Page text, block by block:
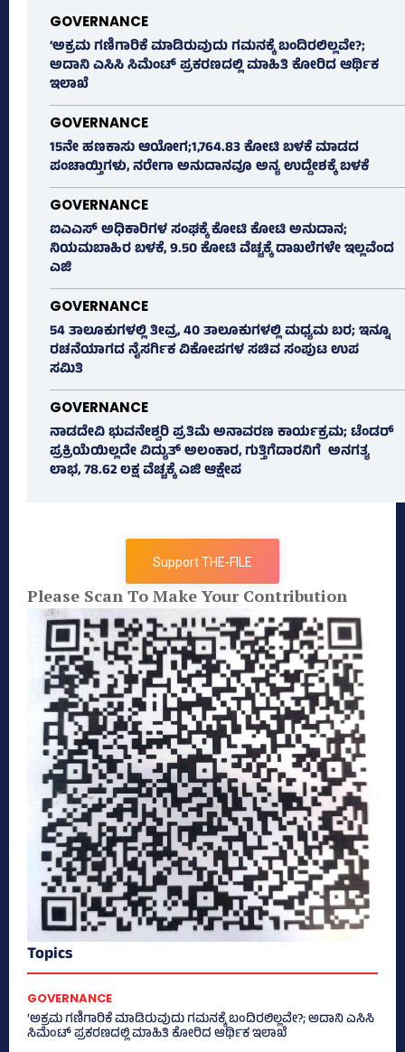
GOVERNANCE
‘ಅಕ್ರಮ ಗಣಿಗಾರಿಕೆ ಮಾಡಿರುವುದು ಗಮನಕ್ಕೆ ಬಂದಿರಲಿಲ್ಲವೇ?;
ಅದಾನಿ ಎಸಿಸಿ ಸಿಮೆಂಟ್ ಪ್ರಕರಣದಲ್ಲಿ ಮಾಹಿತಿ ಕೋರಿದ ಆರ್ಥಿಕ
ಇಲಾಖೆ
GOVERNANCE
15ನೇ ಹಣಕಾಸು ಆಯೋಗ;1,764.83 ಕೋಟಿ ಬಳಕೆ ಮಾಡದ
ಪಂಚಾಯ್ತಿಗಳು, ನರೇಗಾ ಅನುದಾನವೂ ಅನ್ಯ ಉದ್ದೇಶಕ್ಕೆ ಬಳಕೆ
GOVERNANCE
ಐಎಎಸ್‌ ಅಧಿಕಾರಿಗಳ ಸಂಘಕ್ಕೆ ಕೋಟಿ ಕೋಟಿ ಅನುದಾನ;
ನಿಯಮಬಾಹಿರ ಬಳಕೆ, 9.50 ಕೋಟಿ ವೆಚ್ಚಕ್ಕೆ ದಾಖಲೆಗಳೇ ಇಲ್ಲವೆಂದ
ಎಜಿ
GOVERNANCE
54 ತಾಲೂಕುಗಳಲ್ಲಿ ತೀವ್ರ, 40 ತಾಲೂಕುಗಳಲ್ಲಿ ಮಧ್ಯಮ ಬರ; ಇನ್ನೂ
ರಚನೆಯಾಗದ ನೈಸರ್ಗಿಕ ವಿಕೋಪಗಳ ಸಚಿವ ಸಂಪುಟ ಉಪ
ಸಮಿತಿ
GOVERNANCE
ನಾಡದೇವಿ ಭುವನೇಶ್ವರಿ ಪ್ರತಿಮೆ ಅನಾವರಣ ಕಾರ್ಯಕ್ರಮ; ಟೆಂಡರ್
ಪ್ರಕ್ರಿಯೆಯಿಲ್ಲದೇ ವಿದ್ಯುತ್‌ ಅಲಂಕಾರ, ಗುತ್ತಿಗೆದಾರನಿಗೆ ಅನಗತ್ಯ
ಲಾಭ, 78.62 ಲಕ್ಷ ವೆಚ್ಚಕ್ಕೆ ಎಜಿ ಆಕ್ಷೇಪ
Support THE-FILE
Please Scan To Make Your Contribution
Topics
GOVERNANCE
‘ಅಕ್ರಮ ಗಣಿಗಾರಿಕೆ ಮಾಡಿರುವುದು ಗಮನಕ್ಕೆ ಬಂದಿರಲಿಲ್ಲವೇ?; ಅದಾನಿ ಎಸಿಸಿ
ಸಿಮೆಂಟ್ ಪ್ರಕರಣದಲ್ಲಿ ಮಾಹಿತಿ ಕೋರಿದ ಆರ್ಥಿಕ ಇಲಾಖೆ